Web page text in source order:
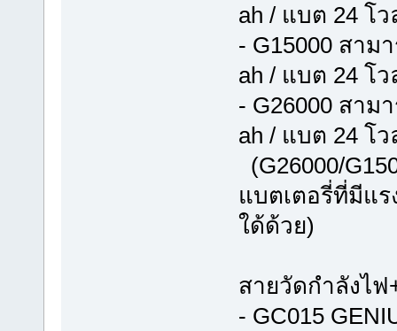
ah / แบต 24 โ
- G15000 สาม
ah / แบต 24 โ
- G26000 สาม
ah / แบต 24 โ
(G26000/
แบตเตอรี่ที่มีแ
ใด้ด้วย)
สายวัดกำลังไฟ
- GC015